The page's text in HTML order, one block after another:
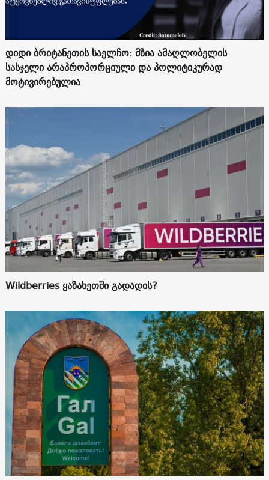
დიდი ბრიტანეთის საელჩო: მზია ამაღლობელის
სასჯელი არაპროპორციული და პოლიტიკურად
მოტივირებულია
Wildberries ყაზახეთში გადადის?